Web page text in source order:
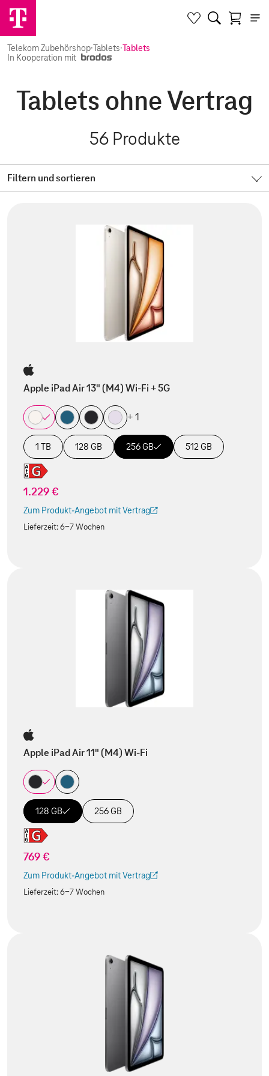
Telekom Zubehörshop·Tablets·Tablets
In Kooperation mit
Tablets ohne Vertrag
56 Produkte
Filtern und sortieren
Apple iPad Air 13" (M4) Wi-Fi + 5G
+ 1
1 TB 128 GB 256 GB 512 GB
1.229 €
Zum Produkt-Angebot mit Vertrag
(Der Link wird in einem neuen Tab geöffnet)
Lieferzeit:6-7 Wochen
Apple iPad Air 11" (M4) Wi-Fi
128 GB 256 GB
769 €
Zum Produkt-Angebot mit Vertrag
(Der Link wird in einem neuen Tab geöffnet)
Lieferzeit:6-7 Wochen